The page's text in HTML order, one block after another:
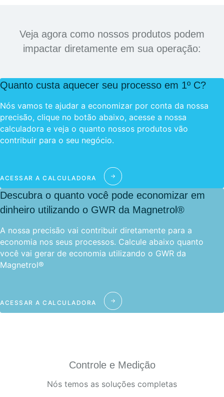
Veja agora como nossos produtos podem
impactar diretamente em sua operação:
Quanto custa aquecer seu processo em 1º C?
Nós vamos te ajudar a economizar por conta da nossa
precisão, clique no botão abaixo, acesse a nossa
calculadora e veja o quanto nossos produtos vão
contribuir para o seu negócio.
ACESSAR A CALCULADORA
Descubra o quanto você pode economizar em
dinheiro utilizando o GWR da Magnetrol®
A nossa precisão vai contribuir diretamente para a
economia nos seus processos. Calcule abaixo quanto
você vai gerar de economia utilizando o GWR da
Magnetrol®
ACESSAR A CALCULADORA
Controle e Medição
Nós temos as soluções completas